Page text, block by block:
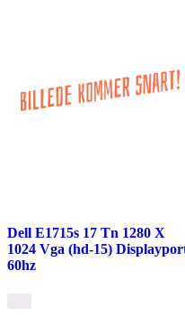
Dell E1715s 17 Tn 1280 X
1024 Vga (hd-15)
60hz